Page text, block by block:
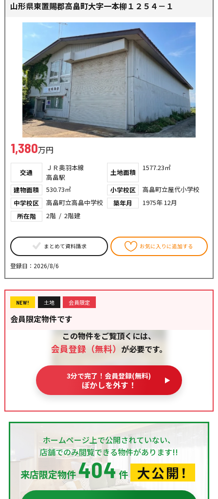
山形県東置賜郡高畠町大字一本柳１２５４－１
1,380万円
交通
ＪＲ奥羽本線
高畠駅
土地面積
1577.23㎡
建物面積 530.73㎡ 小学校区
高畠町立屋代小学校
中学校区
高畠町立高畠中学校 築年月
1975年 12月
所在階
2階 / 2階建
まとめて資料請求 お気に入りに追加する
登録日：2026/8/6
NEW! 土地 会員限定
会員限定物件です
この物件をご覧頂くには、
会員登録（無料） が必要です。
3分で完了！会員登録(無料)
ぼかしを外す！
ホームページ上で公開されていない、
店舗でのみ閲覧できる物件があります!!
来店限定物件 404件 大公開！